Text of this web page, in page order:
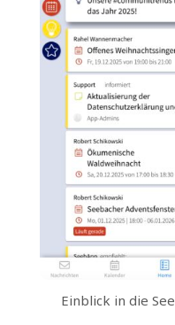
Einblick in die